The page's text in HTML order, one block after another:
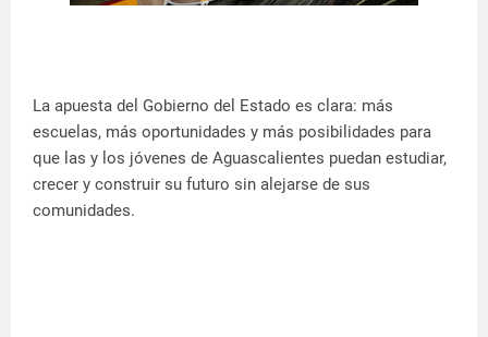
La apuesta del Gobierno del Estado es clara: más
escuelas, más oportunidades y más posibilidades para
que las y los jóvenes de Aguascalientes puedan estudiar,
crecer y construir su futuro sin alejarse de sus
comunidades.